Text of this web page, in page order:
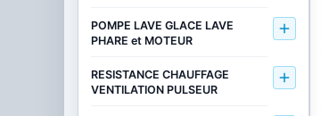
POMPE LAVE GLACE LAVE
PHARE et MOTEUR

RESISTANCE CHAUFFAGE
VENTILATION PULSEUR
